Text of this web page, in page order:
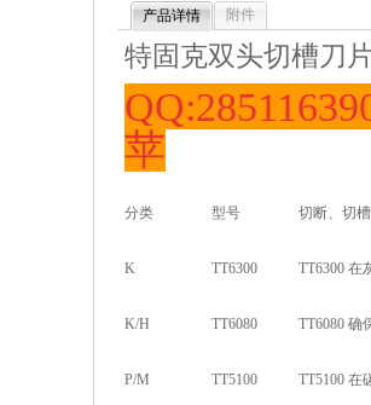
产品详情 附件
特固克双头切槽刀
苹
分类 型号 切断、切
K TT6300 TT6300 在
K/H TT6080 TT6080 确
P/M TT5100 TT5100 在